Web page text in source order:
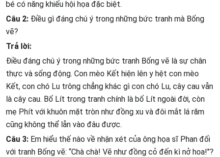
bé có năng khiếu hội họa đặc biệt.
Câu 2: Điều gì đáng chú ý trong những bức tranh mà Bống
vẽ?
Trả lời:
Điều đáng chú ý trong những bức tranh Bống vẽ là sự chân
thực và sống động. Con mèo Kết hiện lên y hệt con mèo
Kết, con chó Lu trông chẳng khác gì con chó Lu, cây cau vẫn
là cây cau. Bố Lít trong tranh chính là bố Lít ngoài đời, còn
mẹ Phít với khuôn mặt tròn như đồng xu và đôi mắt lá răm
cũng không thể lẫn vào đâu được.
Câu 3: Em hiểu thế nào về nhận xét của ông họa sĩ Phan đối
với tranh Bống vẽ: “Chà chà! Vẽ như đồng cỏ đến kì nở hoa!"?